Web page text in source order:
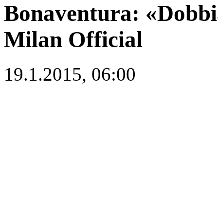
Bonaventura:
Milan Official
19.1.2015, 06:00